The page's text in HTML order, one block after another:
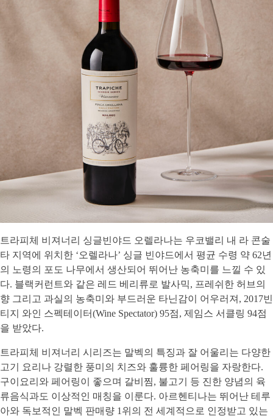
트라피체 비져너리 싱글빈야드 오렐라나는 우코밸리 내 라 콘술
타 지역에 위치한 ‘오렐라나’ 싱글 빈야드에서 평균 수령 약 62년
의 노령의 포도 나무에서 생산되어 뛰어난 농축미를 느낄 수 있
다. 블랙커런트와 같은 레드 베리류로 발사믹, 프레쉬한 허브의
향 그리고 과실의 농축미와 부드러운 타닌감이 어우러져, 2017빈
티지 와인 스펙테이터(Wine Spectator) 95점, 제임스 서클링 94점
을 받았다.
트라피체 비져너리 시리즈는 말벡의 특징과 잘 어울리는 다양한
고기 요리나 강렬한 풍미의 치즈와 훌륭한 페어링을 자랑한다.
구이요리와 페어링이 좋으며 갈비찜, 불고기 등 진한 양념의 육
류음식과도 이상적인 매칭을 이룬다. 아르헨티나는 뛰어난 테루
아와 독보적인 말벡 판매량 1위의 전 세계적으로 인정받고 있는